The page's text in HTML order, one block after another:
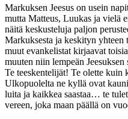
Markuksen Jeesus on usein
mutta Matteus, Luukas ja vielä
näitä keskusteluja paljon
Markuksesta ja keskityn
muut evankelistat kirjaavat
muuten niin lempeän
Te teeskentelijät! Te olette kuin
Ulkopuolelta ne kyllä ovat
luita ja kaikkea saastaa… te
vereen, joka maan päällä on